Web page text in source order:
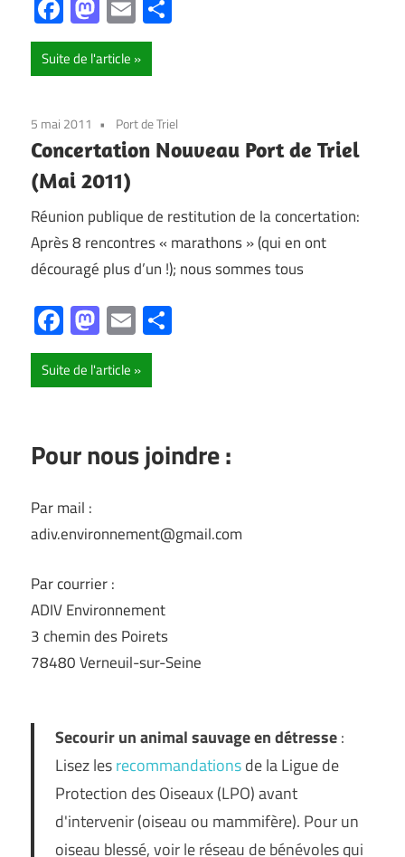
Facebook
Mastodon
Email
Suite de l'article
5 mai 2011 Port de Triel
Concertation Nouveau Port de Triel
(Mai 2011)
Réunion publique de restitution de la concertation:
Après 8 rencontres « marathons » (qui en ont
découragé plus d’un !); nous sommes tous
Facebook
Mastodon
Email
Suite de l'article
Pour nous joindre :
Par mail :
adiv.environnement@gmail.com
Par courrier :
ADIV Environnement
3 chemin des Poirets
78480 Verneuil-sur-Seine
Secourir un animal sauvage en détresse:
Lisez lesrecommandationsde la Ligue de
Protection des Oiseaux (LPO) avant
d'intervenir (oiseau ou mammifère). Pour un
oiseau blessé, voir le réseau de bénévoles qui